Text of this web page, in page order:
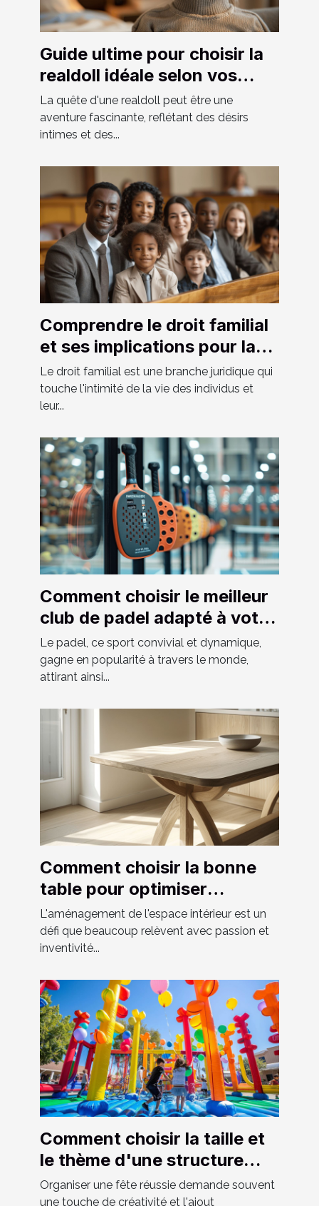
Guide ultime pour choisir la
realdoll idéale selon vos
préférences
La quête d'une realdoll peut être une
aventure fascinante, reflétant des désirs
intimes et des...
Comprendre le droit familial
et ses implications pour la
société moderne
Le droit familial est une branche juridique qui
touche l'intimité de la vie des individus et
leur...
Comment choisir le meilleur
club de padel adapté à votre
niveau
Le padel, ce sport convivial et dynamique,
gagne en popularité à travers le monde,
attirant ainsi...
Comment choisir la bonne
table pour optimiser
l'espace chez soi
L'aménagement de l'espace intérieur est un
défi que beaucoup relèvent avec passion et
inventivité...
Comment choisir la taille et
le thème d'une structure
gonflable pour votre fête
Organiser une fête réussie demande souvent
une touche de créativité et l'ajout